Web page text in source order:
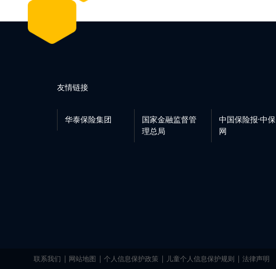
友情链接
华泰保险集团
国家金融监督管
理总局
中国保险报·中保
网
联系我们 网站地图 个人信息保护政策 儿童个人信息保护规则 法律声明